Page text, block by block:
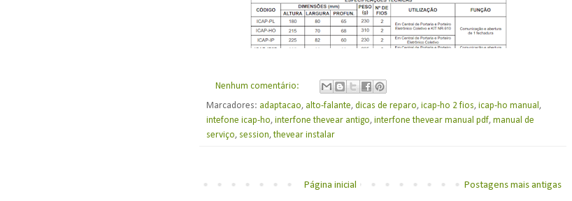
Nenhum comentário:
Marcadores: adaptacao, alto-falante, dicas de reparo, icap-ho 2 fios, icap-ho manual ,
intefone icap-ho, interfone thevear antigo, interfone thevear manual pdf, manual de
serviço, session,thevear instalar
Postagens mais antigas
Página inicial